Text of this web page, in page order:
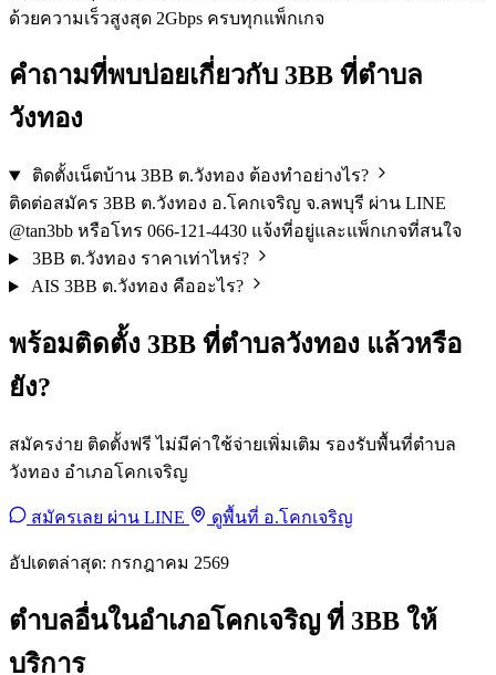
ด้วยความเร็วสูงสุด 2Gbps ครบทุกแพ็กเกจ
คำถามที่พบบ่อยเกี่ยวกับ 3BB ที่ตำบล
วังทอง
ติดตั้งเน็ตบ้าน 3BB ต.วังทอง ต้องทำอย่างไร?
ติดต่อสมัคร 3BB ต.วังทอง อ.โคกเจริญ จ.ลพบุรี ผ่าน LINE
@tan3bb หรือโทร 066-121-4430 แจ้งที่อยู่และแพ็กเกจที่สนใจ
3BB ต.วังทอง ราคาเท่าไหร่?
AIS 3BB ต.วังทอง คืออะไร?
พร้อมติดตั้ง 3BB ที่ตำบลวังทอง แล้วหรือ
ยัง?
สมัครง่าย ติดตั้งฟรี ไม่มีค่าใช้จ่ายเพิ่มเติม รองรับพื้นที่ตำบล
วังทอง อำเภอโคกเจริญ
สมัครเลย ผ่าน LINE ดูพื้นที่ อ.โคกเจริญ
อัปเดตล่าสุด: กรกฎาคม 2569
ตำบลอื่นในอำเภอโคกเจริญ ที่ 3BB ให้
บริการ